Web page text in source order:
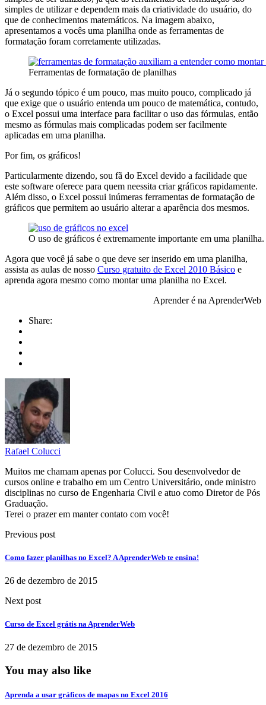
simples de utilizar e dependem mais da criatividade do usuário, do
que de conhecimentos matemáticos. Na imagem abaixo,
apresentamos a vocês uma planilha onde as ferramentas de
formatação foram corretamente utilizadas.
Ferramentas de formatação de planilhas
Já o segundo tópico é um pouco, mas muito pouco, complicado já
que exige que o usuário entenda um pouco de matemática, contudo,
o Excel possui uma interface para facilitar o uso das fórmulas, então
mesmo as fórmulas mais complicadas podem ser facilmente
aplicadas em uma planilha.
Por fim, os gráficos!
Particularmente dizendo, sou fã do Excel devido a facilidade que
este software oferece para quem neessita criar gráficos rapidamente.
Além disso, o Excel possui inúmeras ferramentas de formatação de
gráficos que permitem ao usuário alterar a aparência dos mesmos.
O uso de gráficos é extremamente importante em uma planilha.
Agora que você já sabe o que deve ser inserido em uma planilha,
assista as aulas de nosso Curso gratuito de Excel 2010 Básico e
aprenda agora mesmo como montar uma planilha no Excel.
Aprender é na AprenderWeb
Share:
Rafael Colucci
Muitos me chamam apenas por Colucci. Sou desenvolvedor de
cursos online e trabalho em um Centro Universitário, onde ministro
disciplinas no curso de Engenharia Civil e atuo como Diretor de Pós
Graduação.
Terei o prazer em manter contato com você!
Previous post
Como fazer planilhas no Excel? A AprenderWeb te ensina!
26 de dezembro de 2015
Next post
Curso de Excel grátis na AprenderWeb
27 de dezembro de 2015
You may also like
Aprenda a usar gráficos de mapas no Excel 2016